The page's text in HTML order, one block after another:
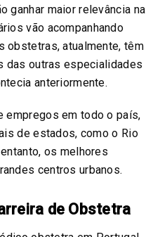
ganhar maior relevância na
vão acompanhando
obstetras, atualmente, têm
das outras especialidades
anteriormente.
empregos em todo o país,
de estados, como o Rio
os melhores
centros urbanos.
de Obstetra